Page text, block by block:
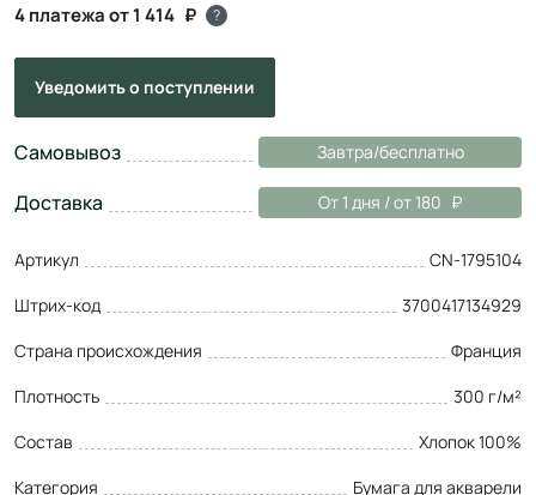
4 платежа от 1 414 ?
Уведомитьо поступлении
Самовывоз Завтра/бесплатно
Доставка От 1 дня / от 180
Артикул
CN-1795104
Штрих-код
3700417134929
Страна происхождения
Франция
Плотность
300 г/м²
Состав
Хлопок 100%
Категория
Бумага для акварели